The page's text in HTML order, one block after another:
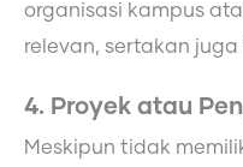
organisasi kampus
relevan, sertakan
4. Proyek atau
Meskipun tidak